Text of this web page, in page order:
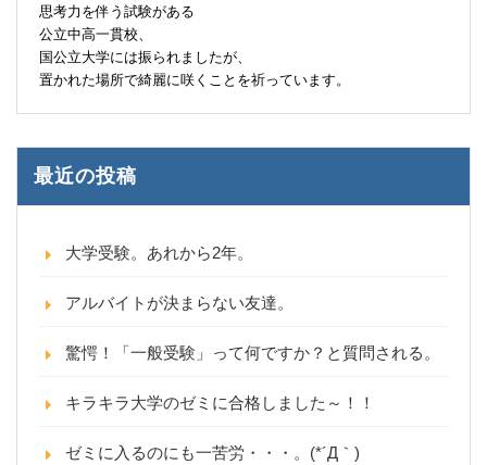
思考力を伴う試験がある
公立中高一貫校、
国公立大学には振られましたが、
置かれた場所で綺麗に咲くことを祈っています。
最近の投稿
大学受験。あれから2年。
アルバイトが決まらない友達。
驚愕！「一般受験」って何ですか？と質問される。
キラキラ大学のゼミに合格しました～！！
ゼミに入るのにも一苦労・・・。(*´Д｀)